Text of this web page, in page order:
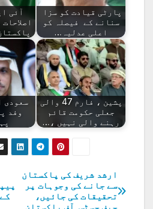
پارٹی قیادت کو سزا
سنانے کے فیصلہ کو
اعلی عدلیہ…
آئی
پشین ، فارم 47 والی
جعلی حکومت قائم
رہنے والی نہیں ،…
سعودی
وفد
پوسٹوں
ارشد شریف کی پاکستان
سے جانے کی وجوہات پر
تحقیقات کی جائیں،